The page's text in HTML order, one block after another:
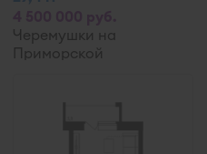
Черемушки на
Приморской